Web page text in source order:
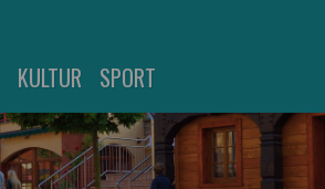
KULTUR SPORT